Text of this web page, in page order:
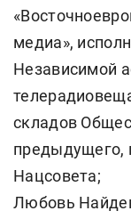
медиа»,
Независимой
складов
предыдущего,
Нацсовета;
Любовь